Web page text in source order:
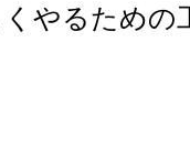
くやるための